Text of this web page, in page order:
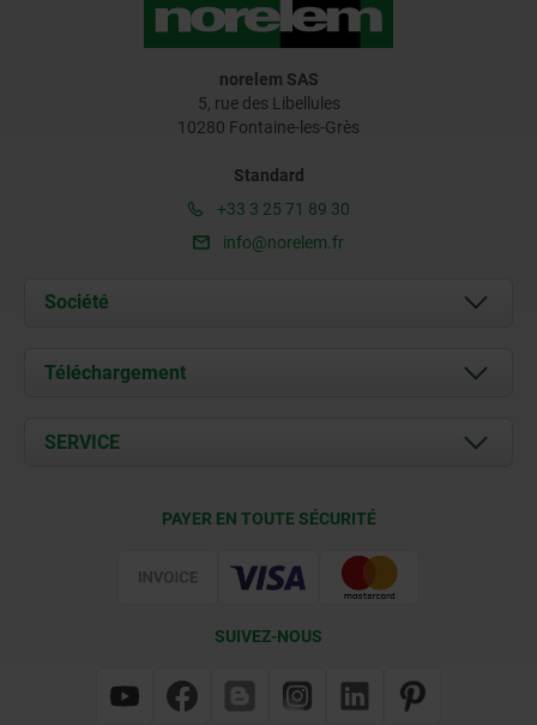
norelem SAS
5, rue des Libellules
10280 Fontaine-les-Grès
Standard
+33 3 25 71 89 30
info@norelem.fr
Société
À propos de nous
Contact
Téléchargement
Documents
SERVICE
PAYER EN TOUTE SÉCURITÉ
SUIVEZ-NOUS